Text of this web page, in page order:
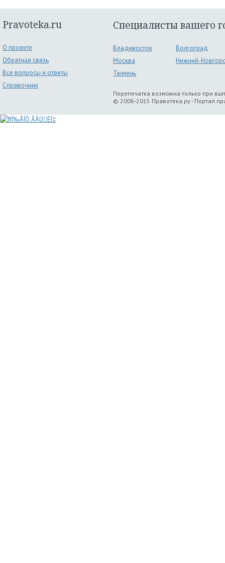
Pravoteka.ru
О проекте
Обратная связь
Все вопросы и ответы
Справочник
Специалисты вашего
Владивосток
Волгоград
Москва
Нижний-
Тюмень
Перепечатка возможна только при
© 2006-2015 Правотека.ру - Портал